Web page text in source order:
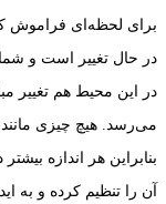
برای لحظه‌ای فراموش
در حال تغییر است و شما
در این محیط هم تغییر
می‌رسد. هیچ چیزی
بنابراین هر اندازه
آن را تنظیم کرده و به